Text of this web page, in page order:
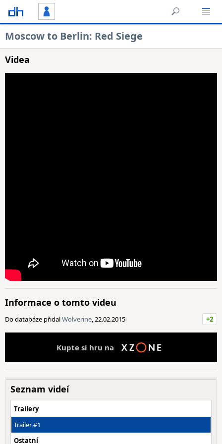
Moscow to Berlin: Red Siege
Videa
Informace o tomto videu
Do databáze přidalWolverine, 22.02.2015 +2
Kupte si hru na
Seznam videí
Trailery
Trailer #1
Ostatní